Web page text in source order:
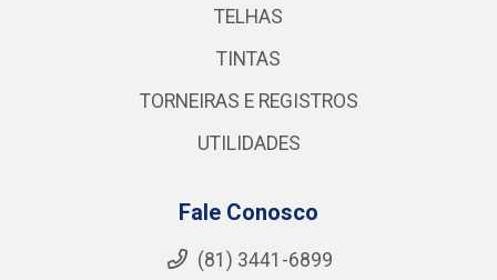
TELHAS
TINTAS
TORNEIRAS E REGISTROS
UTILIDADES
Fale Conosco
(81) 3441-6899